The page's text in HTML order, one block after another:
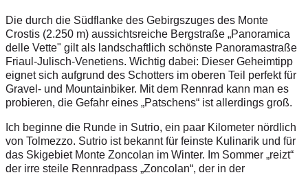
Die durch die Südflanke des Gebirgszuges des Monte
Crostis (2.250 m) aussichtsreiche Bergstraße „Panoramica
delle Vette" gilt als landschaftlich schönste Panoramastraße
Friaul-Julisch-Venetiens. Wichtig dabei: Dieser Geheimtipp
eignet sich aufgrund des Schotters im oberen Teil perfekt für
Gravel- und Mountainbiker. Mit dem Rennrad kann man es
probieren, die Gefahr eines „Patschens“ ist allerdings groß.
Ich beginne die Runde in Sutrio, ein paar Kilometer nördlich
von Tolmezzo. Sutrio ist bekannt für feinste Kulinarik und für
das Skigebiet Monte Zoncolan im Winter. Im Sommer „reizt“
der irre steile Rennradpass „Zoncolan“, der in der